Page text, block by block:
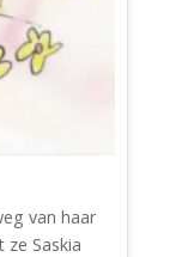
van haar
Saskia